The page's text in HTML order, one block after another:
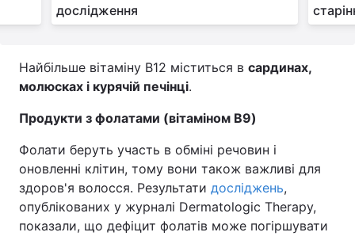
дослідження
Найбільше вітаміну B12 міститься в сардинах,
молюсках і курячій печінці.
Продукти з фолатами (вітаміном B9)
Фолати беруть участь в обміні речовин і
оновленні клітин, тому вони також важливі для
здоров'я волосся. Результати досліджень,
опублікованих у журналі Dermatologic Therapy,
показали, що дефіцит фолатів може погіршувати